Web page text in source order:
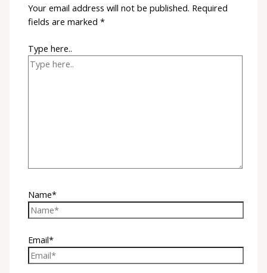
Your email address will not be published. Required
fields are marked*
Type here..
Name*
Email*